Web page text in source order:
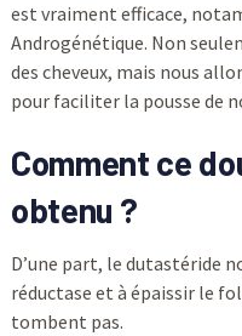
est vraiment efficace,
Androgénétique. Non
des cheveux, mais nous
pour faciliter la pousse de
Comment ce
obtenu ?
D’une part, le dutastéride
réductase et à épaissir le
tombent pas.